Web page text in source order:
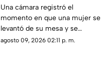
su pareja durante
ataque armado en un
bar
Una cámara registró el
momento en que una mujer se
levantó de su mesa y se
interpuso frente a su pareja
agosto 09, 2026 02:11 p. m.